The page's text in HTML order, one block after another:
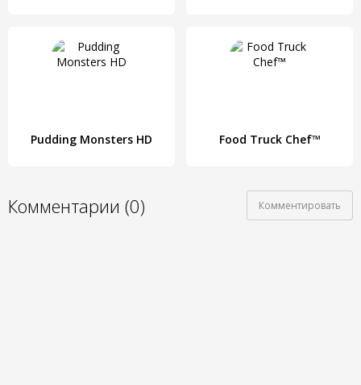
Pudding Monsters HD Food Truck Chef™
Комментарии (0) Комментировать